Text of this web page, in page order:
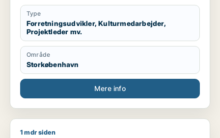
internationalt perspektiv. Jeg søger professionelle
udfordringer i et dynamisk og alsidigt miljø med
fremtidsperspektiv i samarbejde med dygtige og
engagerede kolleger. Her er nogle buzzwords af min
tilgang til opgaveløsninger og samarbejde:
People-Centric
Trust-Based
Cross-Cultural
Strategic Facilitation
Empathetic Leadership
Transformation-Oriented
Type
Forretningsudvikler, Kulturmedarbejder,
Projektleder mv.
Område
Storkøbenhavn
Mere info
Suzanne søger job som forretningsudvikler
1 mdr siden